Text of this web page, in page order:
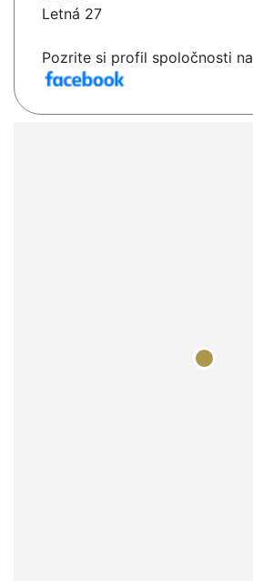
Letná 27
Pozrite si profil spoločnosti na